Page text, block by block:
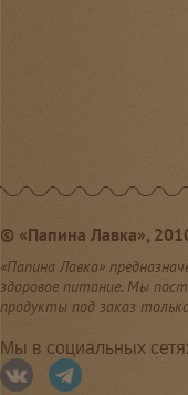
© «Папина Лавка»,
«Папина Лавка»
здоровое питание. Мы
продукты под заказ
Мы в социальных